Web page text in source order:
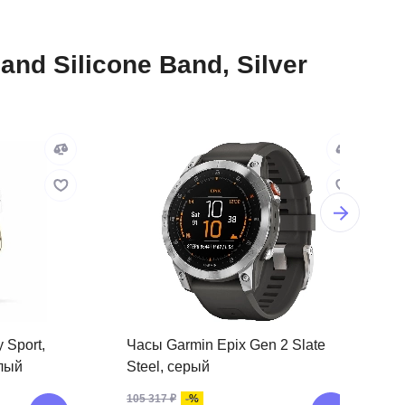
Silicone Band, Silver
Sport,
Часы Garmin Epix Gen 2 Slate
Steel, серый
105 317 ₽ -%